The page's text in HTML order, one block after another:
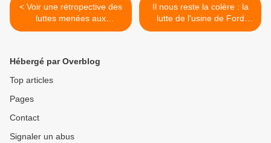
< Voir une rétropective des
luttes menées aux
Fonderies de Bretagne à
Il nous reste la colère : la
lutte de l'usine de Ford
Blanquefort dans un film >
Hébergé par Overblog
Top articles
Pages
Contact
Signaler un abus